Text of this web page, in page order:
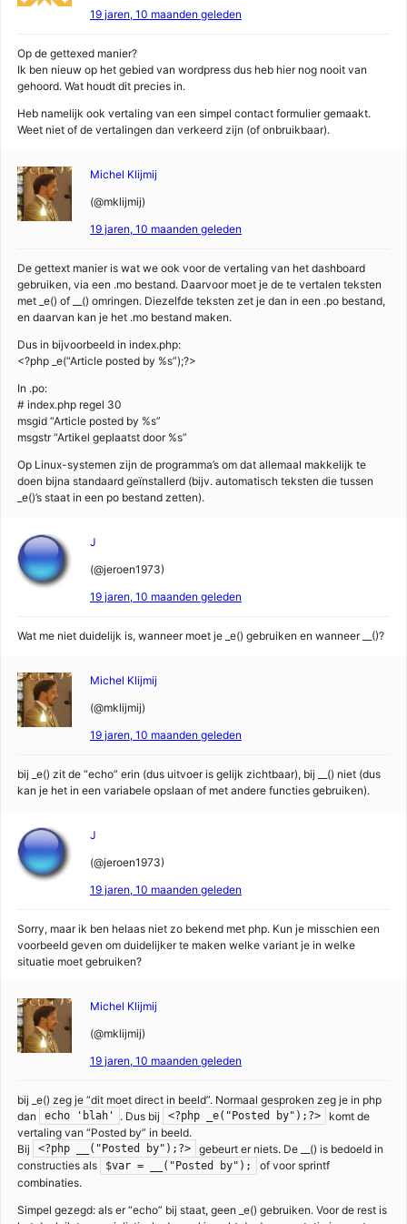
19 jaren, 10 maanden geleden
Op de gettexed manier?
Ik ben nieuw op het gebied van wordpress dus heb hier nog nooit van
gehoord. Wat houdt dit precies in.
Heb namelijk ook vertaling van een simpel contact formulier gemaakt.
Weet niet of de vertalingen dan verkeerd zijn (of onbruikbaar).
Michel Klijmij
(@mklijmij)
19 jaren, 10 maanden geleden
De gettext manier is wat we ook voor de vertaling van het dashboard
gebruiken, via een .mo bestand. Daarvoor moet je de te vertalen teksten
met _e() of __() omringen. Diezelfde teksten zet je dan in een .po bestand,
en daarvan kan je het .mo bestand maken.
Dus in bijvoorbeeld in index.php:
<?php _e(“Article posted by %s”);?>
In .po:
# index.php regel 30
msgid “Article posted by %s”
msgstr “Artikel geplaatst door %s”
Op Linux-systemen zijn de programma’s om dat allemaal makkelijk te
doen bijna standaard geïnstallerd (bijv. automatisch teksten die tussen
_e()’s staat in een po bestand zetten).
J
(@jeroen1973)
19 jaren, 10 maanden geleden
Wat me niet duidelijk is, wanneer moet je _e() gebruiken en wanneer __()?
Michel Klijmij
(@mklijmij)
19 jaren, 10 maanden geleden
bij _e() zit de “echo” erin (dus uitvoer is gelijk zichtbaar), bij __() niet (dus
kan je het in een variabele opslaan of met andere functies gebruiken).
J
(@jeroen1973)
19 jaren, 10 maanden geleden
Sorry, maar ik ben helaas niet zo bekend met php. Kun je misschien een
voorbeeld geven om duidelijker te maken welke variant je in welke
situatie moet gebruiken?
Michel Klijmij
(@mklijmij)
19 jaren, 10 maanden geleden
bij _e() zeg je “dit moet direct in beeld”. Normaal gesproken zeg je in php
dan
echo 'blah' . Dus bij <?php _e("Posted by");?>
komt de
vertaling van “Posted by” in beeld.
Bij
<?php __("Posted by");?>
gebeurt er niets. De __() is bedoeld in
constructies als
$var = __("Posted by");
of voor sprintf
combinaties.
Simpel gezegd: als er “echo” bij staat, geen _e() gebruiken. Voor de rest is